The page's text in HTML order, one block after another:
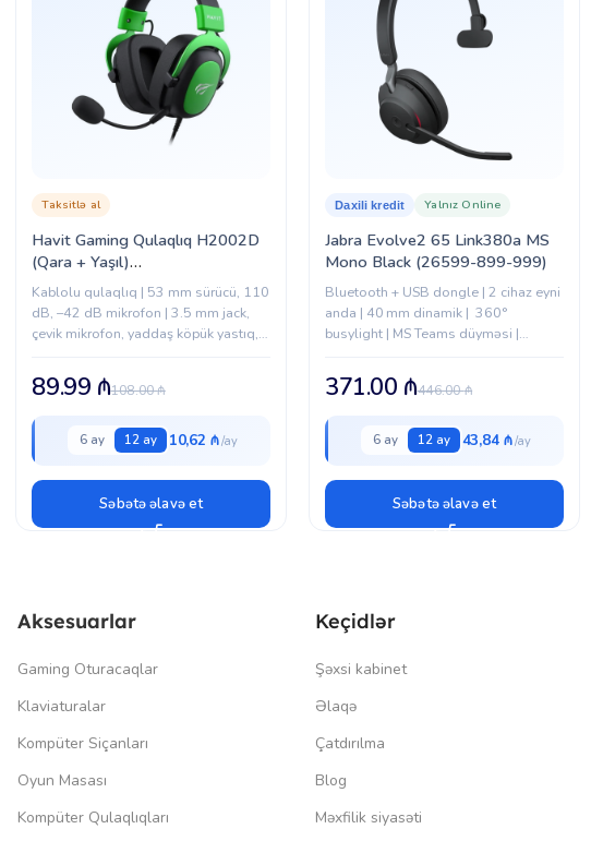
Havit Gaming Qulaqlıq H2002D
(Qara + Yaşıl)
(6939119079475)
Taksitlə al
Kablolu qulaqlıq | 53 mm sürücü, 110
dB, –42 dB mikrofon | 3.5 mm jack,
çevik mikrofon, yaddaş köpük yastıq,
108.00₼
89.99 ₼
6 ay 12 ay 10,62 ₼
Səbətə əlavə et
Jabra Evolve2 65 Link380a MS
Mono Black (26599-899-999)
Daxili kredit Yalnız Online
Bluetooth + USB dongle | 2 cihaz eyni
anda | 40 mm dinamik | 360°
busylight | MS Teams düyməsi |
bağlantısı
446.00₼
371.00 ₼
6 ay 12 ay 43,84 ₼
Səbətə əlavə et
Aksesuarlar
Gaming Oturacaqlar
Klaviaturalar
Kompüter Siçanları
Oyun Masası
Kompüter Qulaqlıqları
Keçidlər
Şəxsi kabinet
Əlaqə
Çatdırılma
Blog
Məxfilik siyasəti